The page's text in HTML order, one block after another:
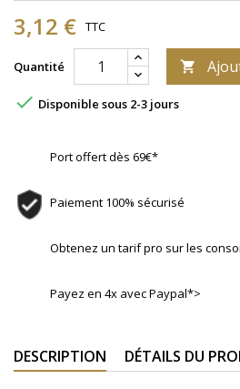
3,12 € TTC
Quantité 
 Disponible sous 2-3 jours
Port offert dès 69€*
Paiement 100% sécurisé
Obtenez un tarif pro sur les
Payez en 4x avec Paypal*>
DESCRIPTION DÉTAILS DU